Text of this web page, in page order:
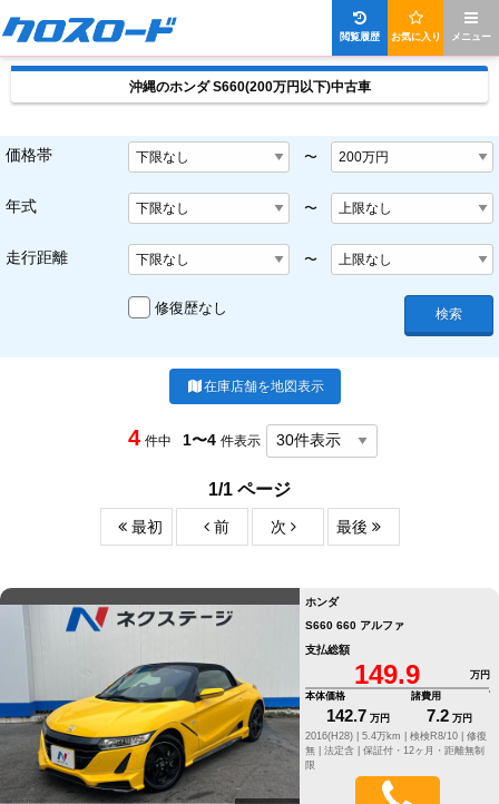
メニュー
お気に入り
閲覧履歴
沖縄のホンダ S660(200万円以下)中古車
価格帯 〜
年式 〜
走行距離 〜
修復歴なし 検索
在庫店舗を地図表示
4 件中 1〜4 件表示
1/1 ページ
最初 前 次 最後
ホンダ
S660 660 アルファ
支払総額
149.9
万円
本体価格
142.7 万円
諸費用
7.2 万円
2016(H28) |
5.4万km | 検検R8/10 | 修復
無 | 法定含 | 保証付・12ヶ月・距離無制
限